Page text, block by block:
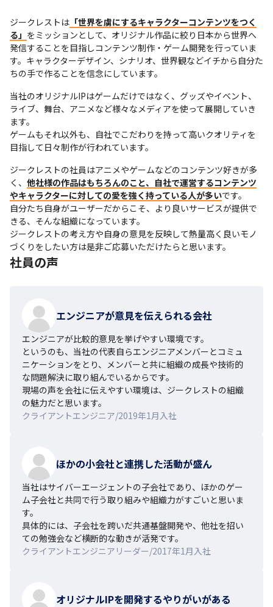
ジークレストは 「世界を虜にするキャラクターコンテンツをつく
る」 をミッションとして、オリジナル作品に絞り日本から世界へ
発信することを目指しコンテンツ制作・ゲーム開発を行っていま
す。キャラクターデザイン、シナリオ、世界観などイチから自分た
ちの手で作ることを信念にしています。
当社のオリジナルIPはゲームだけではなく、グッズやイベント、
ライブ、舞台、アニメなど様々なメディアを使って展開していき
ます。
ゲームもそれ以外も、自社でこだわりを持って高いクオリティを
目指して日々制作が行われています。
ジークレストの社員はアニメやゲームなどのコンテンツ好きが多
く、 他社様の作品はもちろんのこと、自社で運営するコンテンツ
やキャラクターに対しての愛を強く持っている人が多いです。
自分たち自身がユーザーだからこそ、より良いサービスが提供で
きる、そんな組織になっています。
ジークレストの考え方や自身の意見を反映して熱量高く良いモノ
づくりをしたい方は是非ご応募いただけたらと思います。
社員の声
エンジニアが意見を伝えられる会社
エンジニアが比較的意見を挙げやすい環境です。
というのも、当社の代表自らエンジニアメンバーとコミュ
ニケーションをとり、メンバーと共に組織の成長や技術的
な問題解決に取り組んでいるからです。
現場の声を会社に伝えやすい環境は、ジークレストの組織
の魅力だと思います。
クライアントエンジニア/2019年1月入社
ほかの小会社と連携した活動が盛ん
当社はサイバーエージェントの子会社であり、ほかのゲー
ム子会社と共同で行う取り組みや組織力がすごいと思いま
す。
具体的には、子会社を跨いだ共通基盤開発や、他社を招い
ての勉強会など横断的な動きが活発です。
クライアントエンジニアリーダー/2017年1月入社
オリジナルIPを開発するやりがいがある